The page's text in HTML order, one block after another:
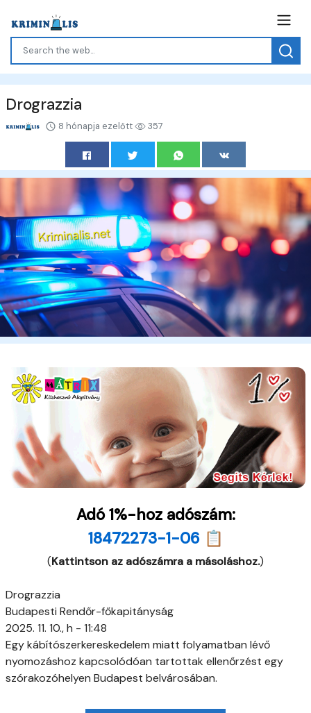
Drograzzia
8 hónapja ezelőtt 357
Adó 1%-hoz adószám:
18472273-1-06 📋
(Kattintson az adószámra a másoláshoz.)
Drograzzia
Budapesti Rendőr-főkapitányság
2025. 11. 10., h - 11:48
Egy kábítószerkereskedelem miatt folyamatban lévő
nyomozáshoz kapcsolódóan tartottak ellenőrzést egy
szórakozóhelyen Budapest belvárosában.